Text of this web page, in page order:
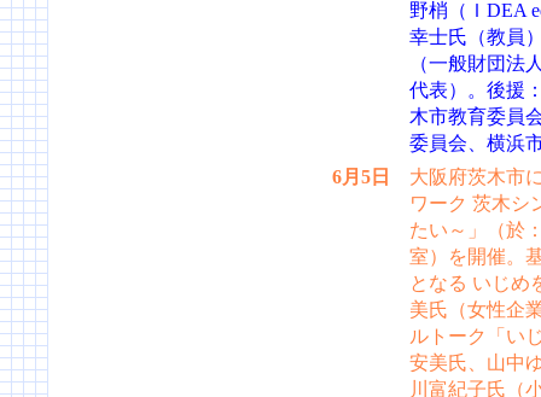
野梢（ＩDEA
幸士氏（教員
（一般財団法
代表）。後援
木市教育委員
委員会、横浜
6月5日
大阪府茨木市
ワーク 茨木シ
たい～」（於
室）を開催。
となる いじめ
美氏（女性企
ルトーク「い
安美氏、山中
川富紀子氏（